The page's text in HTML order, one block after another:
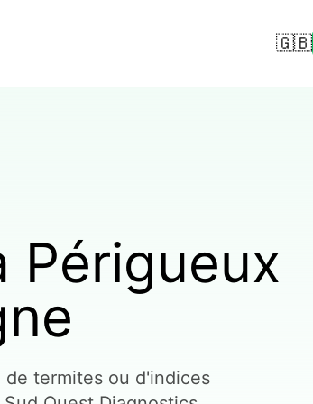
🇬🇧
Périgueux
termites ou d'indices